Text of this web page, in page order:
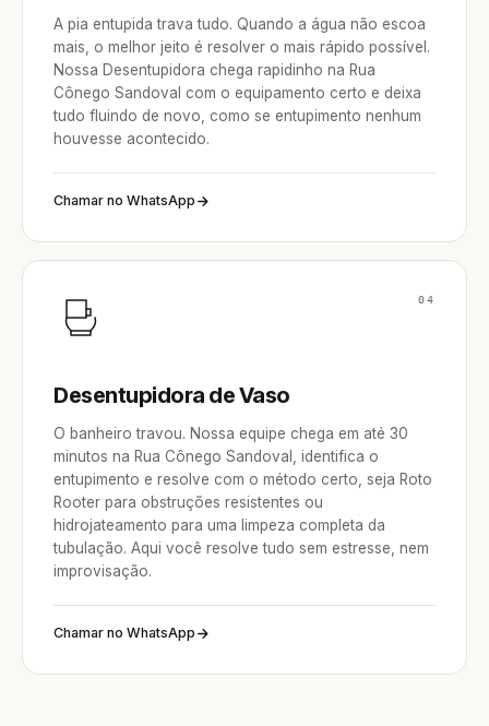
A pia entupida trava tudo. Quando a água não escoa
mais, o melhor jeito é resolver o mais rápido possível.
Nossa Desentupidora chega rapidinho na Rua
Cônego Sandoval com o equipamento certo e deixa
tudo fluindo de novo, como se entupimento nenhum
houvesse acontecido.
Chamar no WhatsApp
04
Desentupidora de Vaso
O banheiro travou. Nossa equipe chega em até 30
minutos na Rua Cônego Sandoval, identifica o
entupimento e resolve com o método certo, seja Roto
Rooter para obstruções resistentes ou
hidrojateamento para uma limpeza completa da
tubulação. Aqui você resolve tudo sem estresse, nem
improvisação.
Chamar no WhatsApp